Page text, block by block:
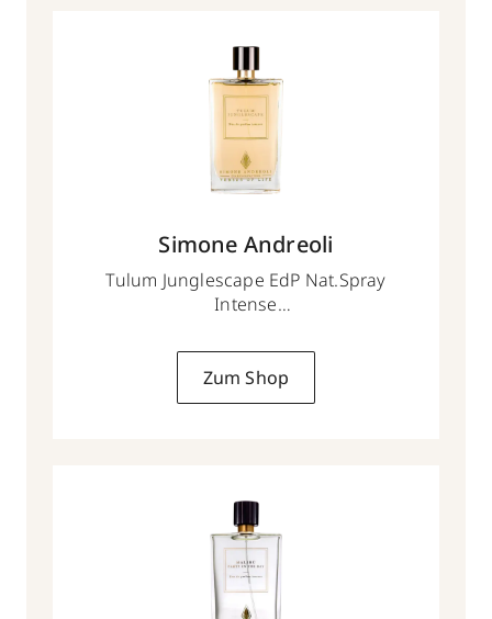
Simone Andreoli
Tulum Junglescape EdP Nat.Spray
Intense
Zum Shop